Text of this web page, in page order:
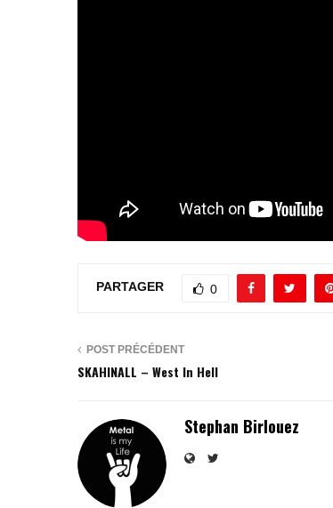
PARTAGER 0
POST PRÉCÉDENT
SKAHINALL – West In Hell
Stephan Birlouez